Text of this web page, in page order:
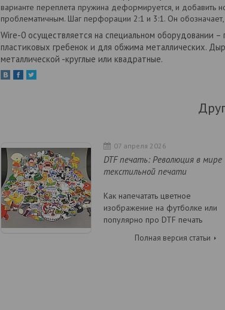
варианте переплета пружина деформируется, и добавить
проблематичным. Шаг перфорации 2:1 и 3:1. Он
Wire-0 осуществляется на специальном оборудовании
пластиковых гребенок и для обжима металлических.
металлической -круглые или квадратные.
07 апреля 2026
DTF печать: Революция в мире
текстильной печати
Как напечатать цветное
изображение на футболке или
популярно про DTF печать
Полная версия статьи